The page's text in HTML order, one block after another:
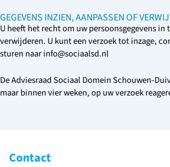
GEGEVENS INZIEN, AANPASSEN OF
U heeft het recht om uw persoonsgegevens
verwijderen. U kunt een verzoek tot inzage,
sturen naar info@sociaalsd.nl
De Adviesraad Sociaal Domein Schouwen-
maar binnen vier weken, op uw verzoek
Contact